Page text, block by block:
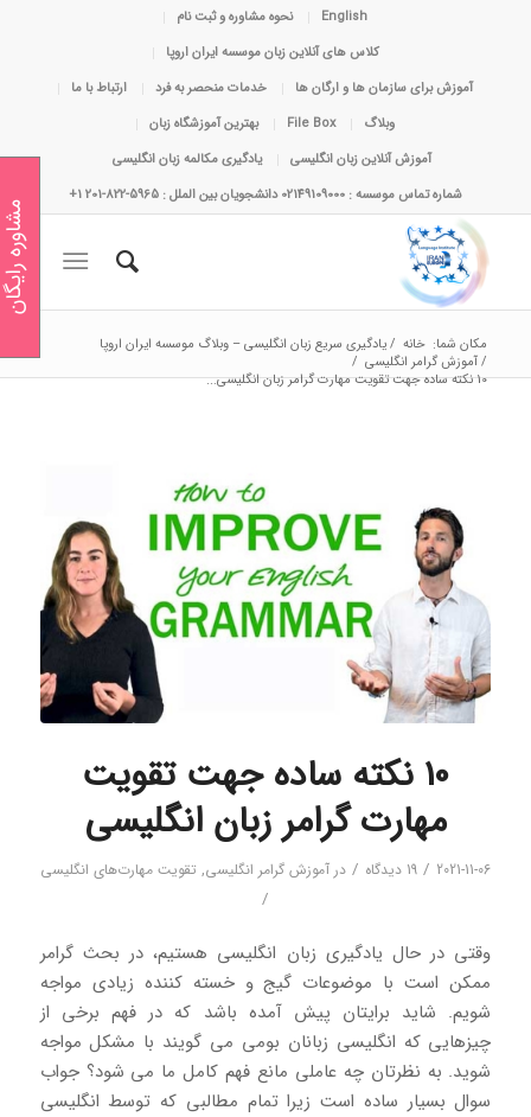
English
نحوه مشاوره و ثبت نام
کلاس های آنلاین زبان موسسه ایران اروپا
آموزش برای سازمان ها و ارگان ها
خدمات منحصر به فرد
ارتباط با ما
وبلاگ
File Box
بهترین آموزشگاه زبان
آموزش آنلاین زبان انگلیسی
یادگیری مکالمه زبان انگلیسی
شماره تماس موسسه : 02149109000 دانشجویان بین الملل : 5965-822-201 1+
مکان شما: خانه / یادگیری سریع زبان انگلیسی – وبلاگ موسسه ایران اروپا
/ آموزش گرامر انگلیسی /
10 نکته ساده جهت تقویت مهارت گرامر زبان انگلیسی...
10 نکته ساده جهت تقویت
مهارت گرامر زبان انگلیسی
2021-11-06
/ 19 دیدگاه / در آموزش گرامر انگلیسی, تقویت مهارت‌های انگلیسی
/
وقتی در حال یادگیری زبان انگلیسی هستیم، در بحث گرامر
ممکن است با موضوعات گیج و خسته کننده زیادی مواجه
شویم. شاید برایتان پیش آمده باشد که در فهم برخی از
چیزهایی که انگلیسی زبانان بومی می گویند با مشکل مواجه
شوید. به نظرتان چه عاملی مانع فهم کامل ما می شود؟ جواب
سوال بسیار ساده است زیرا تمام مطالبی که توسط انگلیسی